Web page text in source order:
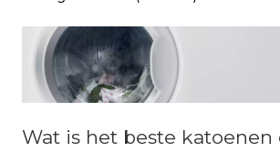
Wat is het beste